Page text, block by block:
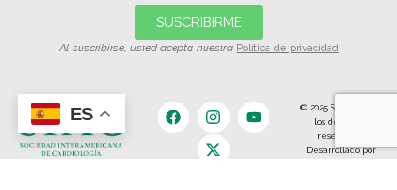
SUSCRIBIRME
Al suscribirse, usted acepta nuestra Política de privacidad
© 2025 SIAC | Todos
los derechos
reservados.
Desarrollado por
ES